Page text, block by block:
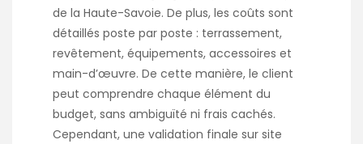
de la Haute-Savoie. De plus, les coûts sont
détaillés poste par poste : terrassement,
revêtement, équipements, accessoires et
main-d’œuvre. De cette manière, le client
peut comprendre chaque élément du
budget, sans ambiguïté ni frais cachés.
Cependant, une validation finale sur site